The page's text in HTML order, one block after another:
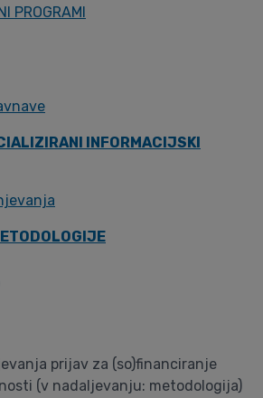
PROGRAMI
INFORMACIJSKI
prijav za (so)financiranje
(v nadaljevanju: metodologija)